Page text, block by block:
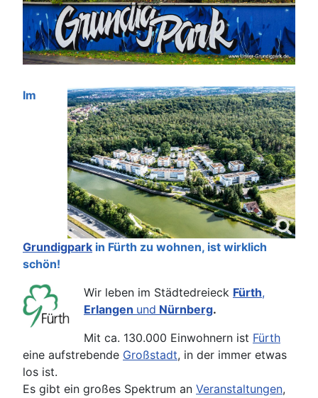
Im
Grundigpark in Fürth zu wohnen, ist wirklich
schön!
Wir leben im Städtedreieck Fürth,
Erlangen und Nürnberg.
Mit ca. 130.000 Einwohnern ist Fürth
eine aufstrebende Großstadt, in der immer etwas
los ist.
Es gibt ein großes Spektrum an Veranstaltungen,